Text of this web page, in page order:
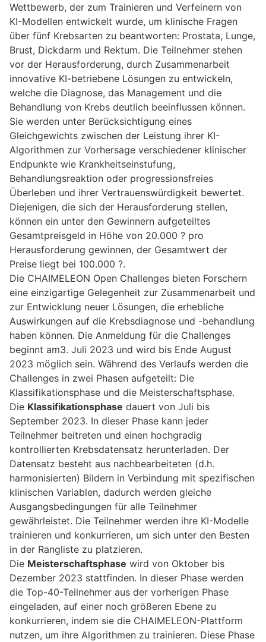
Wettbewerb, der zum Trainieren und Verfeinern von
KI-Modellen entwickelt wurde, um klinische Fragen
über fünf Krebsarten zu beantworten: Prostata, Lunge,
Brust, Dickdarm und Rektum. Die Teilnehmer stehen
vor der Herausforderung, durch Zusammenarbeit
innovative KI-betriebene Lösungen zu entwickeln,
welche die Diagnose, das Management und die
Behandlung von Krebs deutlich beeinflussen können.
Sie werden unter Berücksichtigung eines
Gleichgewichts zwischen der Leistung ihrer KI-
Algorithmen zur Vorhersage verschiedener klinischer
Endpunkte wie Krankheitseinstufung,
Behandlungsreaktion oder progressionsfreies
Überleben und ihrer Vertrauenswürdigkeit bewertet.
Diejenigen, die sich der Herausforderung stellen,
können ein unter den Gewinnern aufgeteiltes
Gesamtpreisgeld in Höhe von 20.000 ? pro
Herausforderung gewinnen, der Gesamtwert der
Preise liegt bei 100.000 ?.
Die CHAIMELEON Open Challenges bieten Forschern
eine einzigartige Gelegenheit zur Zusammenarbeit und
zur Entwicklung neuer Lösungen, die erhebliche
Auswirkungen auf die Krebsdiagnose und -behandlung
haben können. Die Anmeldung für die Challenges
beginnt am3. Juli 2023 und wird bis Ende August
2023 möglich sein. Während des Verlaufs werden die
Challenges in zwei Phasen aufgeteilt: Die
Klassifikationsphase und die Meisterschaftsphase.
Die Klassifikationsphase dauert von Juli bis
September 2023. In dieser Phase kann jeder
Teilnehmer beitreten und einen hochgradig
kontrollierten Krebsdatensatz herunterladen. Der
Datensatz besteht aus nachbearbeiteten (d.h.
harmonisierten) Bildern in Verbindung mit spezifischen
klinischen Variablen, dadurch werden gleiche
Ausgangsbedingungen für alle Teilnehmer
gewährleistet. Die Teilnehmer werden ihre KI-Modelle
trainieren und konkurrieren, um sich unter den Besten
in der Rangliste zu platzieren.
Die Meisterschaftsphase wird von Oktober bis
Dezember 2023 stattfinden. In dieser Phase werden
die Top-40-Teilnehmer aus der vorherigen Phase
eingeladen, auf einer noch größeren Ebene zu
konkurrieren, indem sie die CHAIMELEON-Plattform
nutzen, um ihre Algorithmen zu trainieren. Diese Phase